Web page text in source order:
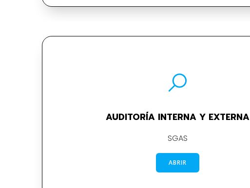
AUDITORÍA INTERNA Y EXTERNA
SGAS
ABRIR